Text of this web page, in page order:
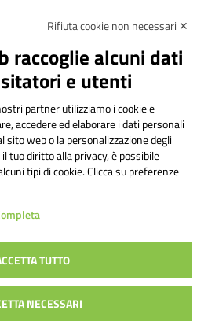
Albo onlinePrivacy Policy
Note Legali
Bricherasio
Bricherasio (TO) | P.E.O.:
| P.E.C.:
| Cod. Meccanografico:
istsc_toic84200d | Codice
SPA|Concept & Design by
Italia
Rifiuta cookie non necessari ✕
raccoglie alcuni dati
e utenti
partner utilizziamo i cookie e
accedere ed elaborare i dati personali
sito web o la personalizzazione degli
tuo diritto alla privacy, è possibile
tipi di cookie. Clicca su preferenze
TUTTO
NECESSARI